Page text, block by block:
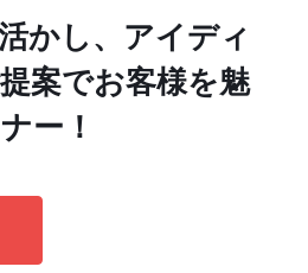
かし、アイディ
案でお客様を魅
ー！